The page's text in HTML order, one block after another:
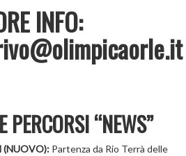
INFO:
PERCORSI “NEWS”
(NUOVO): Partenza da Rio Terrà delle